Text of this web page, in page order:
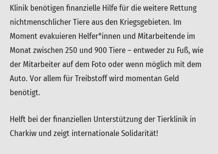
Klinik benötigen finanzielle Hilfe für die weitere Rettung
nichtmenschlicher Tiere aus den Kriegsgebieten. Im
Moment evakuieren Helfer*innen und Mitarbeitende im
Monat zwischen 250 und 900 Tiere – entweder zu Fuß, wie
der Mitarbeiter auf dem Foto oder wenn möglich mit dem
Auto. Vor allem für Treibstoff wird momentan Geld
benötigt.
Helft bei der finanziellen Unterstützung der Tierklinik in
Charkiw und zeigt internationale Solidarität!